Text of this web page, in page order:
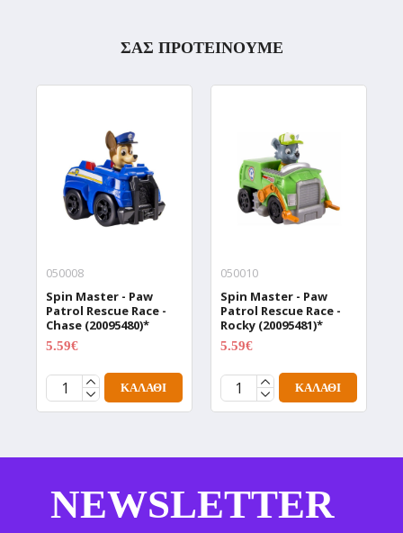
ΣΑΣ ΠΡΟΤΕΙΝΟΥΜΕ
050008
Spin Master - Paw
Patrol Rescue Race -
Chase (20095480)*
5.59€
ΚΑΛΆΘΙ
050010
Spin Master - Paw
Patrol Rescue Race -
Rocky (20095481)*
5.59€
ΚΑΛΆΘΙ
NEWSLETTER